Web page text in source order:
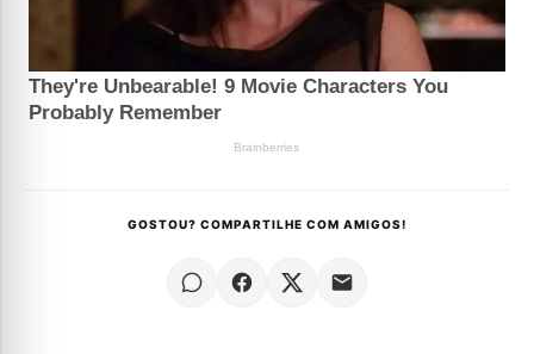
GOSTOU? COMPARTILHE COM AMIGOS!